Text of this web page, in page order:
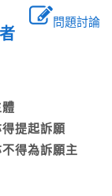
問題討論
體
得提起訴願
得為訴願主